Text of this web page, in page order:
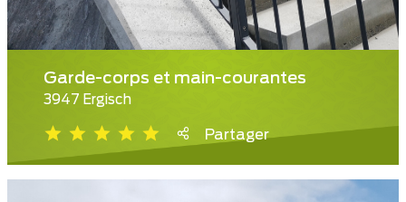
Garde-corps et main-courantes
3947 Ergisch
Partager